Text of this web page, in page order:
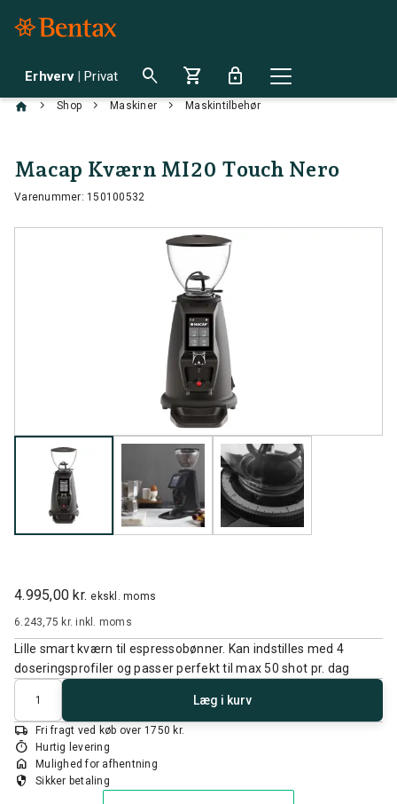
Erhverv | Privat search shopping_cart lock
chevron_right Shop chevron_right Maskiner chevron_right Maskintilbehør
Macap Kværn MI20 Touch Nero
Varenummer: 150100532
4.995,00 kr. ekskl. moms
6.243,75 kr.inkl. moms
Lille smart kværn til espressobønner. Kan indstilles med 4
doseringsprofiler og passer perfekt til max 50 shot pr. dag
Antal
Læg i kurv
local_shipping Fri fragt ved køb over 1750 kr.
timer Hurtig levering
home Mulighed for afhentning
security Sikker betaling